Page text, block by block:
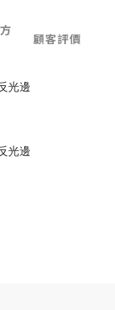
顧客評價
光邊
光邊